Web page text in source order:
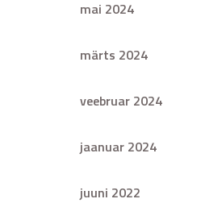
mai 2024
märts 2024
veebruar 2024
jaanuar 2024
juuni 2022